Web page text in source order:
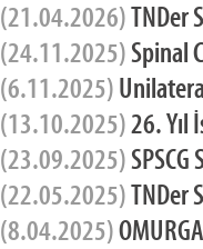
(21.04.2026)TNDer
(24.11.2025)Spinal
(6.11.2025)
(13.10.2025)26. Yıl
(23.09.2025)
(22.05.2025)TNDer
(8.04.2025)